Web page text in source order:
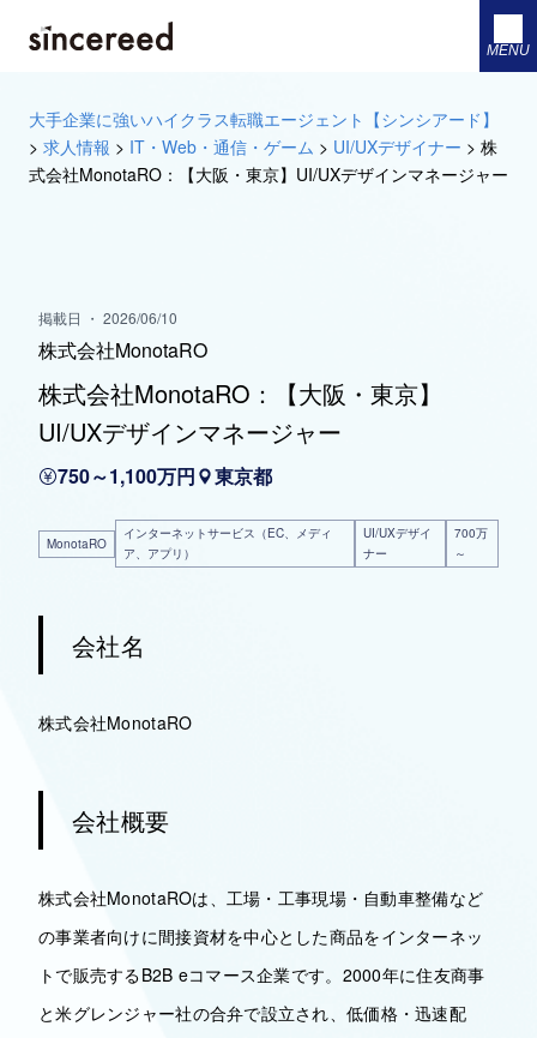
MENU
大手企業に強いハイクラス転職エージェント【シンシアード】
> 求人情報 > IT・Web・通信・ゲーム > UI/UXデザイナー > 株
式会社MonotaRO：【大阪・東京】UI/UXデザインマネージャー
掲載日 ・ 2026/06/10
株式会社MonotaRO
株式会社MonotaRO：【大阪・東京】
UI/UXデザインマネージャー
750～1,100万円 東京都
MonotaRO
インターネットサービス（EC、メディ
ア、アプリ）
UI/UXデザイ
ナー
700万
～
会社名
株式会社MonotaRO
会社概要
株式会社MonotaROは、工場・工事現場・自動車整備など
の事業者向けに間接資材を中心とした商品をインターネッ
トで販売するB2B eコマース企業です。2000年に住友商事
と米グレンジャー社の合弁で設立され、低価格・迅速配